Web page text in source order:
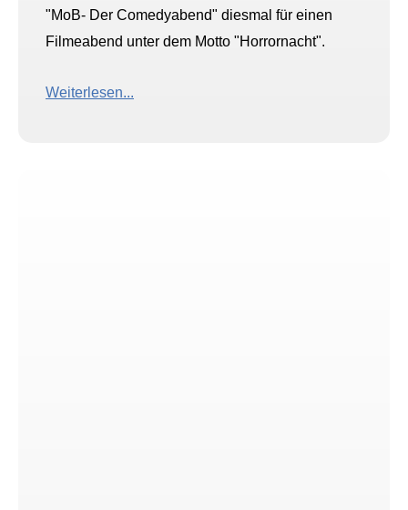
"MoB- Der Comedyabend" diesmal für einen
Filmeabend unter dem Motto "Horrornacht".
Weiterlesen...